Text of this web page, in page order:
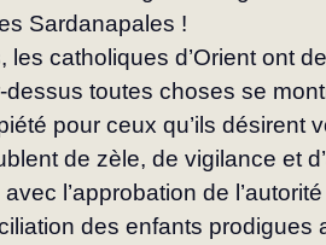
Sardanapales !
les catholiques d’Orient ont
dessus toutes choses se
pour ceux qu’ils désirent
de zèle, de vigilance et
l’approbation de
des enfants prodigues